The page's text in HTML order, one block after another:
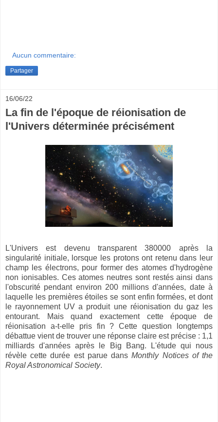
Aucun commentaire:
Partager
16/06/22
La fin de l'époque de réionisation de
l'Univers déterminée précisément
L'Univers est devenu transparent 380000 après la
singularité initiale, lorsque les protons ont retenu dans leur
champ les électrons, pour former des atomes d'hydrogène
non ionisables. Ces atomes neutres sont restés ainsi dans
l'obscurité pendant environ 200 millions d'années, date à
laquelle les premières étoiles se sont enfin formées, et dont
le rayonnement UV a produit une réionisation du gaz les
entourant. Mais quand exactement cette époque de
réionisation a-t-elle pris fin ? Cette question longtemps
débattue vient de trouver une réponse claire est précise : 1,1
milliards d'années après le Big Bang. L'étude qui nous
révèle cette durée est parue dansMonthly Notices of the
Royal Astronomical Society.